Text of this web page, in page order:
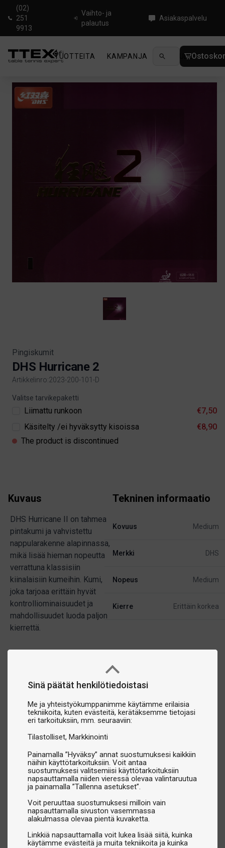
Sinä päätät henkilötiedoistasi
Me ja yhteistyökumppanimme käytämme erilaisia
tekniikoita, kuten evästeitä, kerätäksemme tietojasi
eri tarkoituksiin, mm. seuraaviin:
Tilastolliset Markkinointi
Painamalla ”Hyväksy” annat suostumuksesi kaikkiin
näihin käyttötarkoituksiin. Voit antaa
suostumuksesi valitsemiisi käyttötarkoituksiin
napsauttamalla niiden vieressä olevaa valintaruutua
ja painamalla ”Tallenna asetukset”.
Voit peruuttaa suostumuksesi milloin vain
napsauttamalla sivuston vasemmassa
alakulmassa olevaa pientä kuvaketta.
Linkkiä napsauttamalla voit lukea lisää siitä, kuinka
käytämme evästeitä ja muita tekniikoita ja kuinka
(02)
251
9913
Vaihto- ja
palautus
Asiakaspalvelu
TUOTTEITA KAMPANJA UUTUUDET
Pingiskumit
DHS Hurricane 2
Artikkelinro:2023-200-101-D
Product information
Valitse tarvikepaketti
Liimattu runkoon
€7,50
Käsitelty /ei hyväksytty kisoissa
€8,90
The product is discontinued
Kuvaus
DHS Hurricane II on tahmea
pintakumi ja vahvistettu
nappularakenne alapinnassa,
mikä lisää hieman nopeutta
verrattuna klassisiin
kiinalaisiin kumeihin. Kumi,
joka tarjoaa erittäin hyvät
kontrolliominaisuudet ja
mahdollisuudet luoda paljon
kierrettä.
Tekninen informaatio
Kovuus Medium
Merkki DHS
Nopeus Medium
Kierre Erittäin korkea